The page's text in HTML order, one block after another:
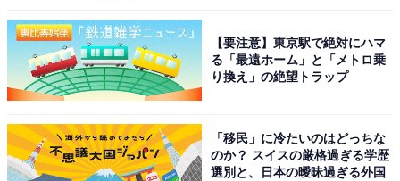
【要注意】東京駅で絶対にハマ
る「最遠ホーム」と「メトロ乗
り換え」の絶望トラップ
「移民」に冷たいのはどっちな
のか？ スイスの厳格過ぎる学歴
選別と、日本の曖昧過ぎる外国